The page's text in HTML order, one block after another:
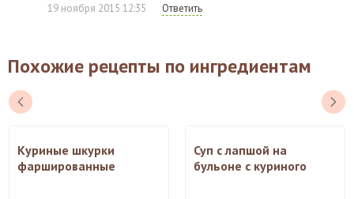
19 ноября 2015 12:35 Ответить
Похожие рецепты по ингредиентам
Куриные шкурки
фаршированные
Суп с лапшой на
бульоне с куриного